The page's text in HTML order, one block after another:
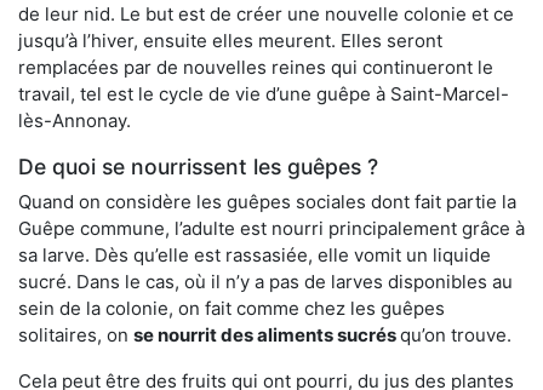
de leur nid. Le but est de créer une nouvelle colonie et ce
jusqu’à l’hiver, ensuite elles meurent. Elles seront
remplacées par de nouvelles reines qui continueront le
travail, tel est le cycle de vie d’une guêpe à Saint-Marcel-
lès-Annonay.
De quoi se nourrissent les guêpes ?
Quand on considère les guêpes sociales dont fait partie la
Guêpe commune, l’adulte est nourri principalement grâce à
sa larve. Dès qu’elle est rassasiée, elle vomit un liquide
sucré. Dans le cas, où il n’y a pas de larves disponibles au
sein de la colonie, on fait comme chez les guêpes
solitaires, on se nourrit des aliments sucrésqu’on trouve.
Cela peut être des fruits qui ont pourri, du jus des plantes